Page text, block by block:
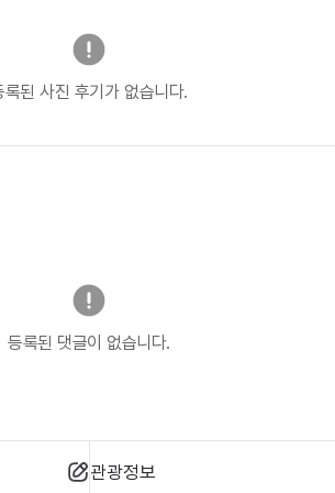
록된 사진 후기가 없습니다.
등록된 댓글이 없습니다.
관광정보